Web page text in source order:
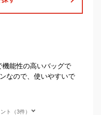
機能性の高いバッグで
なので、使いやすいで
ト（3件）